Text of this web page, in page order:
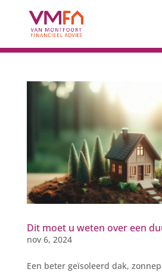
Dit moet u weten over een
nov 6, 2024
Een beter geïsoleerd dak,